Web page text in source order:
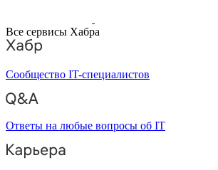
Все сервисы Хабра
Сообщество IT-специалистов
Ответы на любые вопросы об IT